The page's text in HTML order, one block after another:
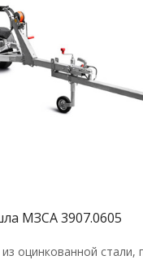
МЗСА 3907.0605
оцинкованной стали,